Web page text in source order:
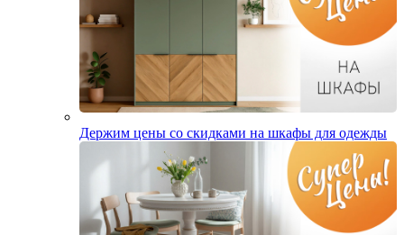
Держим цены со скидками на шкафы для одежды